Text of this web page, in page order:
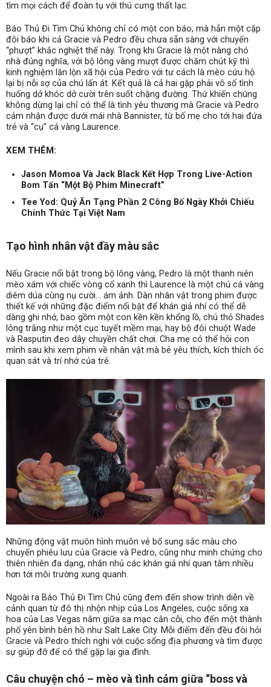
tìm mọi cách để đoàn tụ với thú cưng thất lạc.
Báo Thủ Đi Tìm Chủ không chỉ có một con báo, mà hẳn một cặp
đôi báo khi cả Gracie và Pedro đều chưa sẵn sàng với chuyến
“phượt” khắc nghiệt thế này. Trong khi Gracie là một nàng chó
nhà đúng nghĩa, với bộ lông vàng mượt được chăm chút kỹ thì
kinh nghiệm lăn lộn xã hội của Pedro với tư cách là mèo cứu hộ
lại bị nỗi sợ của chú lấn át. Kết quả là cả hai gặp phải vô số tình
huống dở khóc dở cười trên suốt chặng đường. Thứ khiến chúng
không dừng lại chỉ có thể là tình yêu thương mà Gracie và Pedro
cảm nhận được dưới mái nhà Bannister, từ bố mẹ cho tới hai đứa
trẻ và “cụ” cá vàng Laurence.
XEM THÊM:
Jason Momoa Và Jack Black Kết Hợp Trong Live-Action
Bom Tấn “Một Bộ Phim Minecraft”
Tee Yod: Quỷ Ăn Tạng Phần 2 Công Bố Ngày Khởi Chiếu
Chính Thức Tại Việt Nam
Tạo hình nhân vật đầy màu sắc
Nếu Gracie nổi bật trong bộ lông vàng, Pedro là một thanh niên
mèo xám với chiếc vòng cổ xanh thì Laurence là một chú cá vàng
diêm dúa cùng nụ cười… ám ảnh. Dàn nhân vật trong phim được
thiết kế với những đặc điểm nổi bật để khán giả nhí có thể dễ
dàng ghi nhớ, bao gồm một con kền kền khổng lồ, chú thỏ Shades
lông trắng như một cục tuyết mềm mại, hay bộ đôi chuột Wade
và Rasputin đeo dây chuyền chất chơi. Cha mẹ có thể hỏi con
mình sau khi xem phim về nhân vật mà bé yêu thích, kích thích óc
quan sát và trí nhớ của trẻ.
Những động vật muôn hình muôn vẻ bổ sung sắc màu cho
chuyến phiêu lưu của Gracie và Pedro, cũng như minh chứng cho
thiên nhiên đa dạng, nhắn nhủ các khán giả nhí quan tâm nhiều
hơn tới môi trường xung quanh.
Ngoài ra Báo Thủ Đi Tìm Chủ cũng đem đến show trình diễn về
cảnh quan từ đô thị nhộn nhịp của Los Angeles, cuộc sống xa
hoa của Las Vegas nằm giữa sa mạc cằn cỗi, cho đến một thành
phố yên bình bên hồ như Salt Lake City. Mỗi điểm đến đều đòi hỏi
Gracie và Pedro thích nghi với cuộc sống địa phương và tìm được
sự giúp đỡ để có thể gặp lại gia đình.
Câu chuyện chó – mèo và tình cảm giữa “boss và